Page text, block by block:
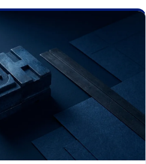
con criterio, no con